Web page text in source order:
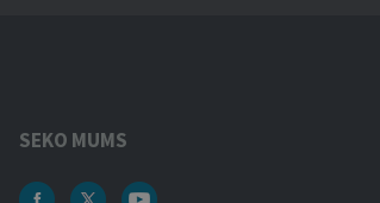
SEKO MUMS